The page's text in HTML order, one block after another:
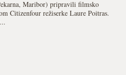
Maribor) pripravili filmsko
Citizenfour režiserke Laure Poitras.